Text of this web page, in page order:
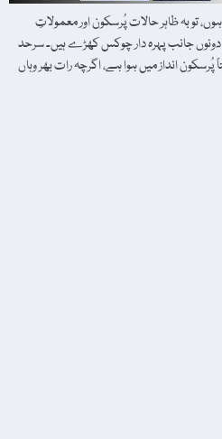
تو بہ ظاہر حالات پُرسکون اور معمولاتِ
جانب پہرہ دار چوکس کھڑے ہیں۔ سرحد
انداز میں ہوا ہے، اگرچہ رات بھر وہاں